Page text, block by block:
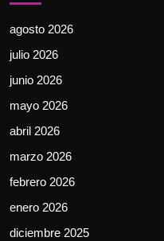
agosto 2026
julio 2026
junio 2026
mayo 2026
abril 2026
marzo 2026
febrero 2026
enero 2026
diciembre 2025